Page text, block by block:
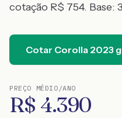
cotação R$ 754. Base:
Cotar Corolla 2023
PREÇO MÉDIO/ANO
R$ 4.390